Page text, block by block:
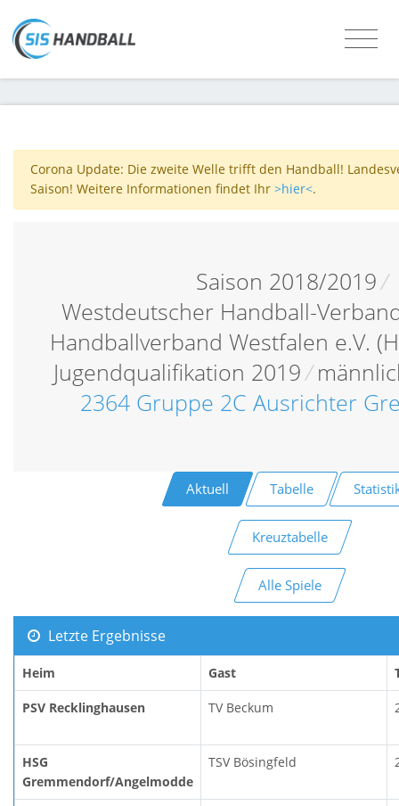
Corona Update: Die zweite Welle trifft den Handball!
Saison! Weitere Informationen findet Ihr >hier<.
Saison 2018/2019/
Westdeutscher Handball-
Handballverband Westfalen e.V.
Jugendqualifikation 2019/
2364 Gruppe 2C Ausrichter
Aktuell Tabelle
Kreuztabelle
Alle Spiele
Letzte Ergebnisse
Heim Gast
PSV Recklinghausen TV Beckum
HSG
Gremmendorf/Angelmodde
TSV Bösingfeld